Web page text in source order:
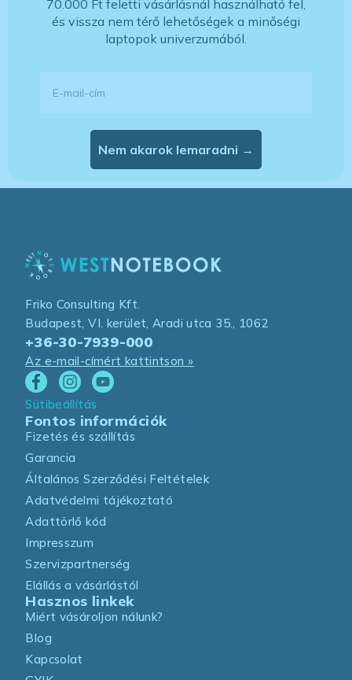
70.000 Ft feletti vásárlásnál használható fel,
és vissza nem térő lehetőségek a minőségi
laptopok univerzumából.
Nem akarok lemaradni →
Friko Consulting Kft.
Budapest, VI. kerület, Aradi utca 35., 1062
+36-30-7939-000
Az e-mail-címért kattintson »
Sütibeállítás
Fontos információk
Fizetés és szállítás
Garancia
Általános Szerződési Feltételek
Adatvédelmi tájékoztató
Adattörlő kód
Impresszum
Szervizpartnerség
Elállás a vásárlástól
Hasznos linkek
Miért vásároljon nálunk?
Blog
Kapcsolat